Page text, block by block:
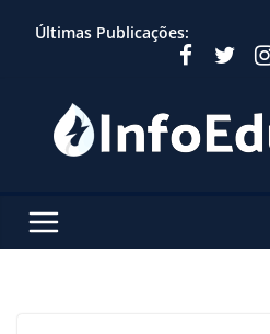
Últimas Publicações: